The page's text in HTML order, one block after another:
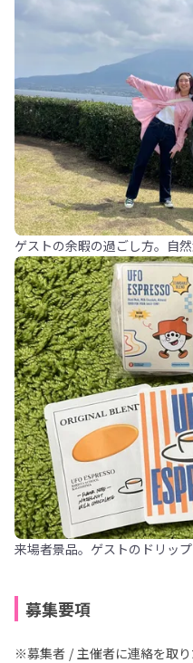
ゲストの余暇の過ごし方。自然
来場者景品。ゲストのドリッ
募集要項
※募集者 / 主催者に連絡を取り